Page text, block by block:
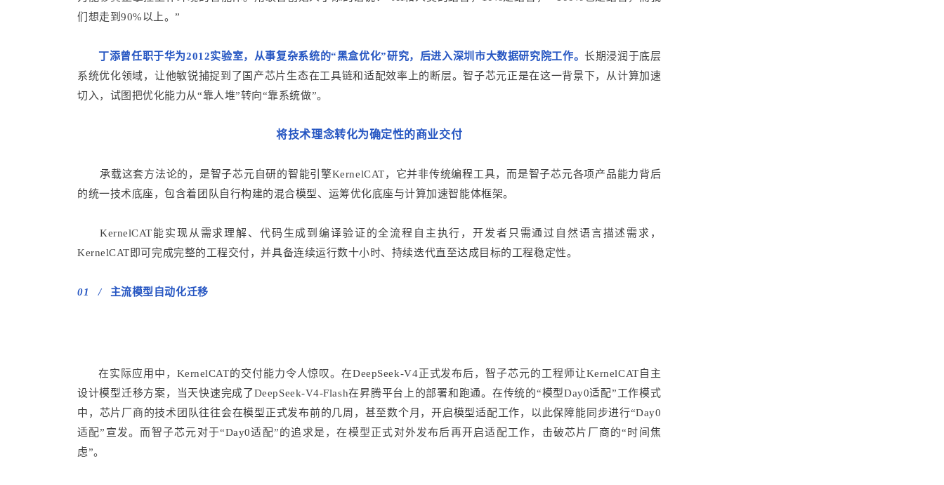
们想走到90%以上。”
丁添曾任职于华为2012实验室，从事复杂系统的“黑盒优化”研究，后进入深圳市大数据研究院工作。长期浸润于底层
系统优化领域，让他敏锐捕捉到了国产芯片生态在工具链和适配效率上的断层。智子芯元正是在这一背景下，从计算加速
切入，试图把优化能力从“靠人堆”转向“靠系统做”。
将技术理念转化为确定性的商业交付
承载这套方法论的，是智子芯元自研的智能引擎KernelCAT，它并非传统编程工具，而是智子芯元各项产品能力背后
的统一技术底座，包含着团队自行构建的混合模型、运筹优化底座与计算加速智能体框架。
KernelCAT能实现从需求理解、代码生成到编译验证的全流程自主执行，开发者只需通过自然语言描述需求，
KernelCAT即可完成完整的工程交付，并具备连续运行数十小时、持续迭代直至达成目标的工程稳定性。
01 / 主流模型自动化迁移
在实际应用中，KernelCAT的交付能力令人惊叹。在DeepSeek-V4正式发布后，智子芯元的工程师让KernelCAT自主
设计模型迁移方案，当天快速完成了DeepSeek-V4-Flash在昇腾平台上的部署和跑通。在传统的“模型Day0适配”工作模式
中，芯片厂商的技术团队往往会在模型正式发布前的几周，甚至数个月，开启模型适配工作，以此保障能同步进行“Day0
适配”宣发。而智子芯元对于“Day0适配”的追求是，在模型正式对外发布后再开启适配工作，击破芯片厂商的“时间焦
虑”。